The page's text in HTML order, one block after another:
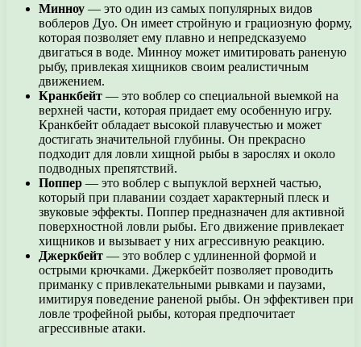
Минноу — это один из самых популярных видов
воблеров Дуо. Он имеет стройную и грациозную форму,
которая позволяет ему плавно и непредсказуемо
двигаться в воде. Минноу может имитировать раненую
рыбу, привлекая хищников своим реалистичным
движением.
Кранкбейт — это воблер со специальной выемкой на
верхней части, которая придает ему особенную игру.
Кранкбейт обладает высокой плавучестью и может
достигать значительной глубины. Он прекрасно
подходит для ловли хищной рыбы в зарослях и около
подводных препятствий.
Поппер — это воблер с выпуклой верхней частью,
который при плавании создает характерный плеск и
звуковые эффекты. Поппер предназначен для активной
поверхностной ловли рыбы. Его движение привлекает
хищников и вызывает у них агрессивную реакцию.
Джеркбейт — это воблер с удлиненной формой и
острыми крючками. Джеркбейт позволяет проводить
приманку с привлекательными рывками и паузами,
имитируя поведение раненой рыбы. Он эффективен при
ловле трофейной рыбы, которая предпочитает
агрессивные атаки.